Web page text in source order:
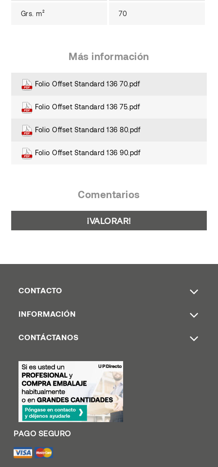
Grs. m² 70
Más información
Folio Offset Standard 136 70.pdf
Folio Offset Standard 136 75.pdf
Folio Offset Standard 136 80.pdf
Folio Offset Standard 136 90.pdf
Comentarios
¡VALORAR!
CONTACTO
INFORMACIÓN
CONTÁCTANOS